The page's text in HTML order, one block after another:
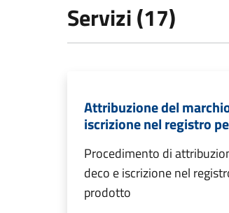
Servizi (17)
Attribuzione del
iscrizione nel registro
Procedimento di
deco e iscrizione nel
prodotto